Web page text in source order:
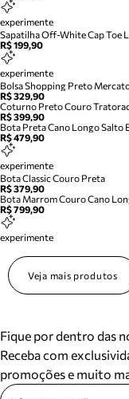
experimente
Sapatilha Off-White Cap Toe
R$ 199,90
experimente
Bolsa Shopping Preto
R$ 329,90
Coturno Preto Couro
R$ 399,90
Bota Preta Cano Longo Salto
R$ 479,90
experimente
Bota Classic Couro Preta
R$ 379,90
Bota Marrom Couro Cano
R$ 799,90
experimente
Veja mais produtos
Fique por dentro das
Receba com
promoções e muito